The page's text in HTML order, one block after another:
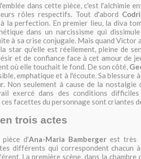
dans cette pièce, c'est l'alchimie
rôles respectifs. Tout d'abord
la perfection. En premier lieu, la diva
dans un narcissisme qui
à sa crise conjugale. Mais quand Victor
star qu'elle est réellement, pleine de
et de confiance face à cet amour de
où elle touchait le fond. De son côté,
emphatique et à l'écoute. Sa blessure
Non seulement à cause de la nostalgie
exercé dans des conditions
facettes du personnage sont criantes
trois actes
d'Ana-Maria Bamberger est très
différents qui correspondent chacun
La première scène, dans la chambre